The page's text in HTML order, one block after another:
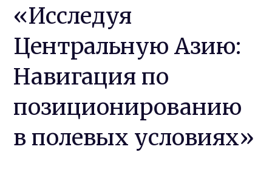
«Исследуя
Центральную Азию:
Навигация по
позиционированию
в полевых условиях»